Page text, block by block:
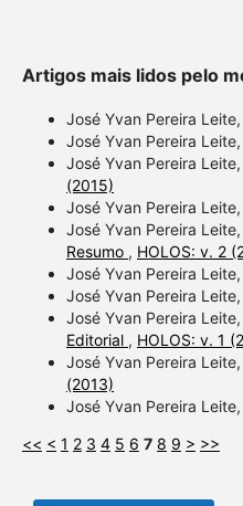
Artigos mais lidos pelo
José Yvan Pereira Leite,
José Yvan Pereira Leite,
José Yvan Pereira Leite,
(2015)
José Yvan Pereira Leite,
José Yvan Pereira
Resumo , HOLOS: v. 2
José Yvan Pereira Leite,
José Yvan Pereira Leite,
José Yvan Pereira
Editorial , HOLOS: v. 1
José Yvan Pereira Leite,
(2013)
José Yvan Pereira Leite,
<< < 1 2 3 4 5 6 7 8 9 > >>